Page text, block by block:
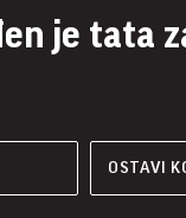
je tata
OSTAVI